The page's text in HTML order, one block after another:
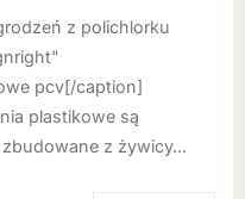
z polichlorku
pcv[/caption]
plastikowe są
z żywicy...